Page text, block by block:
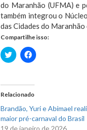
do Maranhão (UFMA) e
também integrou o
das Cidades do Maranhão
Compartilhe isso:
Clique
para
em
nova
janela)
Clique
para
em
nova
janela)
Relacionado
Brandão, Yuri e Abimael
maior pré-carnaval do Brasil
19 de janeiro de 2026